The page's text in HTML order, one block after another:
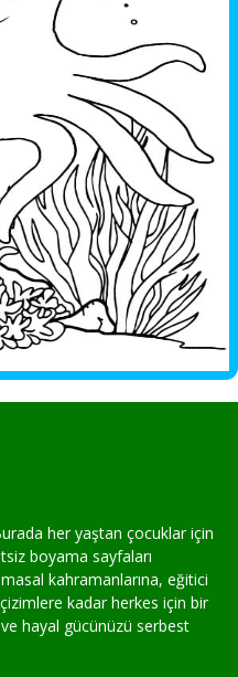
her yaştan çocuklar için
boyama sayfaları
kahramanlarına, eğitici
kadar herkes için bir
ve hayal gücünüzü serbest